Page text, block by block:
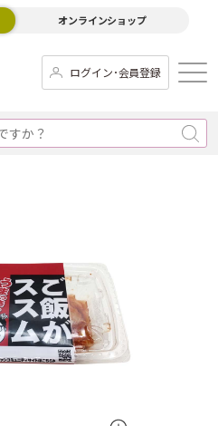
オンラインショップ
ログイン･会員登録